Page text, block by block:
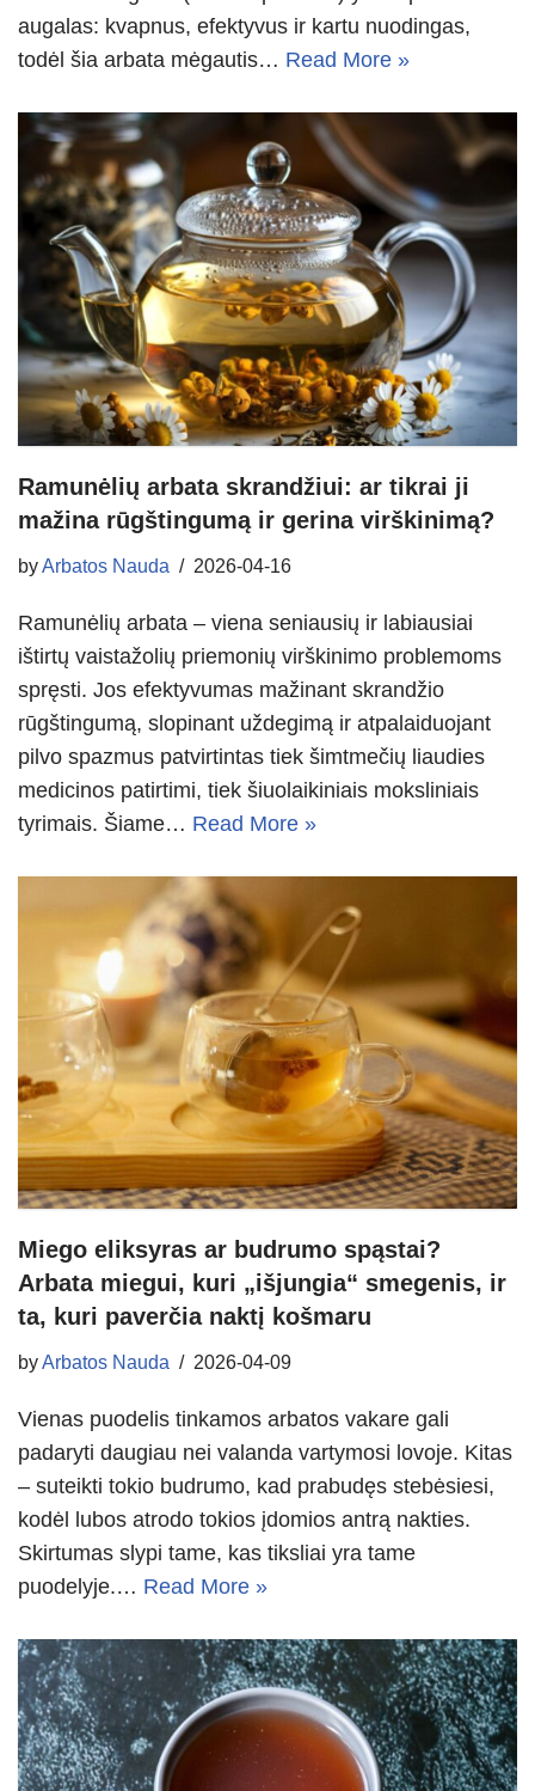
augalas: kvapnus, efektyvus ir kartu nuodingas,
todėl šia arbata mėgautis… Read More »
Ramunėlių arbata skrandžiui: ar tikrai ji
mažina rūgštingumą ir gerina virškinimą?
byArbatos Nauda 2026-04-16
Ramunėlių arbata – viena seniausių ir labiausiai
ištirtų vaistažolių priemonių virškinimo problemoms
spręsti. Jos efektyvumas mažinant skrandžio
rūgštingumą, slopinant uždegimą ir atpalaiduojant
pilvo spazmus patvirtintas tiek šimtmečių liaudies
medicinos patirtimi, tiek šiuolaikiniais moksliniais
tyrimais. Šiame… Read More »
Miego eliksyras ar budrumo spąstai?
Arbata miegui, kuri „išjungia“ smegenis, ir
ta, kuri paverčia naktį košmaru
byArbatos Nauda 2026-04-09
Vienas puodelis tinkamos arbatos vakare gali
padaryti daugiau nei valanda vartymosi lovoje. Kitas
– suteikti tokio budrumo, kad prabudęs stebėsiesi,
kodėl lubos atrodo tokios įdomios antrą nakties.
Skirtumas slypi tame, kas tiksliai yra tame
puodelyje.… Read More »